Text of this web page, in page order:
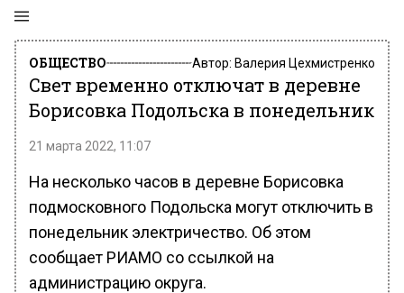
ОБЩЕСТВО Автор: Валерия Цехмистренко
Свет временно отключат в деревне
Борисовка Подольска в понедельник
21 марта 2022, 11:07
На несколько часов в деревне Борисовка
подмосковного Подольска могут отключить в
понедельник электричество. Об этом
сообщает РИАМО со ссылкой на
администрацию округа.